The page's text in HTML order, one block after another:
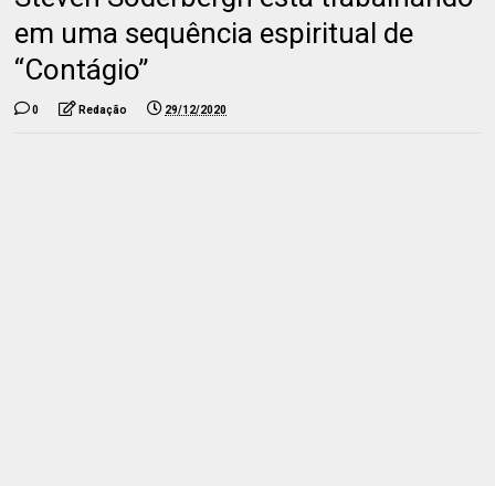
em uma sequência espiritual de
“Contágio”
0 Redação 29/12/2020